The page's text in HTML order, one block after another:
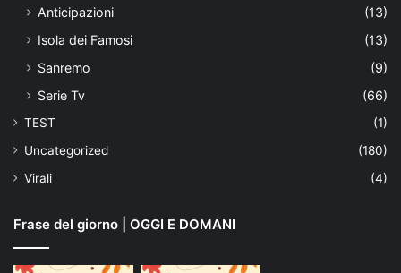
Anticipazioni
(13)
Isola dei Famosi
(13)
Sanremo
(9)
Serie Tv
(66)
TEST
(1)
Uncategorized
(180)
Virali
(4)
Frase del giorno | OGGI E DOMANI